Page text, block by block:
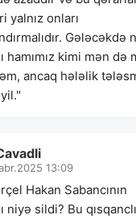
yalnız onları
Gələcəkdə
hamımız kimi mən də
ancaq hələlik
13:09
Hakan Sabancının
niyə sildi? Bu